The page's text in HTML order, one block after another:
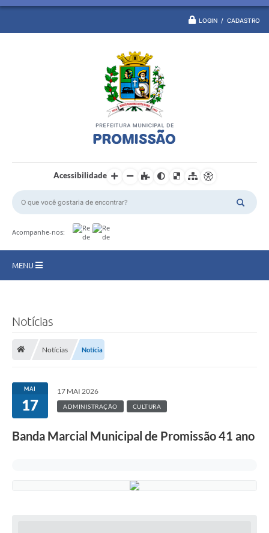
LOGIN / CADASTRO
Acessibilidade
Acompanhe-nos:
MENU
Turismo
Ouvidoria
Balcão de Empregos
Notícias
Notícias Notícia
MAI
17
17 MAI 2026
ADMINISTRAÇÃO CULTURA
Banda Marcial Municipal de Promissão 41 ano